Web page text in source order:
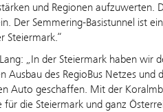
und Regionen
Der Semmering-Basistunnel ist
Steiermark.“
„In der Steiermark haben wir
Ausbau des RegioBus Netzes
Auto geschaffen. Mit der
die Steiermark und ganz